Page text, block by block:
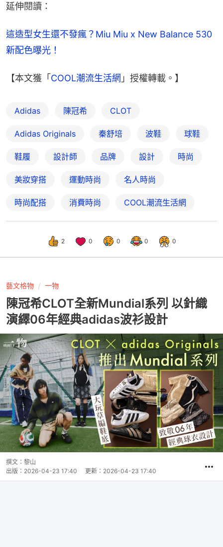
延伸閱讀：
這造型女生還不發瘋？Miu Miu x New Balance 530
新配色曝光！
【本文獲「COOL潮流生活網 」授權轉載。】
Adidas 陳冠希 CLOT
Adidas Originals 秦舒培 波鞋 球鞋
鞋履 設計師 品牌 設計 時尚
美妝穿搭 運動時尚 名人時尚
時尚配搭 消費時尚 COOL潮流生活網
2 0 0 0 0
藝文格物 一物
陳冠希CLOT全新Mundial系列 以針織
演繹06年經典adidas波衫設計
撰文： 黎山
出版： 2026-04-23 17:40 更新： 2026-04-23 17:40